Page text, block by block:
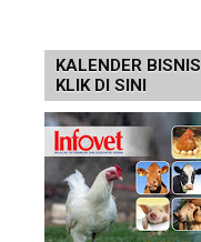
KALENDER
KLIK DI SINI